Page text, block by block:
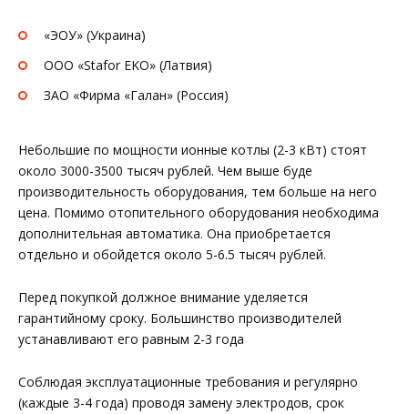
«ЭОУ» (Украина)
ООО «Stafor EKO» (Латвия)
ЗАО «Фирма «Галан» (Россия)
Небольшие по мощности ионные котлы (2-3 кВт) стоят
около 3000-3500 тысяч рублей. Чем выше буде
производительность оборудования, тем больше на него
цена. Помимо отопительного оборудования необходима
дополнительная автоматика. Она приобретается
отдельно и обойдется около 5-6.5 тысяч рублей.
Перед покупкой должное внимание уделяется
гарантийному сроку. Большинство производителей
устанавливают его равным 2-3 года
Соблюдая эксплуатационные требования и регулярно
(каждые 3-4 года) проводя замену электродов, срок